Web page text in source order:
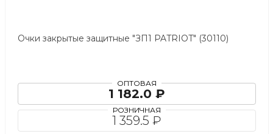
Очки закрытые защитные "ЗП1 PATRIOT" (30110)
ОПТОВАЯ
1 182.0 ₽
РОЗНИЧНАЯ
1 359.5 ₽